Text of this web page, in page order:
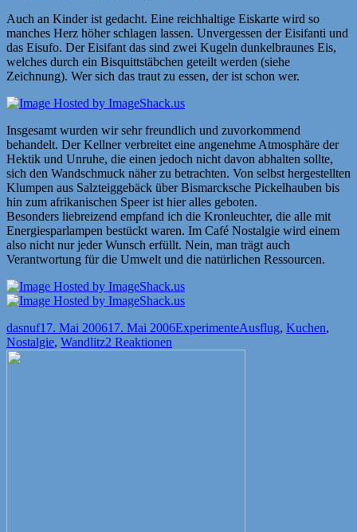
Auch an Kinder ist gedacht. Eine reichhaltige Eiskarte wird so
manches Herz höher schlagen lassen. Unvergessen der Eisifanti und
das Eisufo. Der Eisifant das sind zwei Kugeln dunkelbraunes Eis,
welches durch ein Bisquittstäbchen geteilt werden (siehe
Zeichnung). Wer sich das traut zu essen, der ist schon wer.
Insgesamt wurden wir sehr freundlich und zuvorkommend
behandelt. Der Kellner verbreitet eine angenehme Atmosphäre der
Hektik und Unruhe, die einen jedoch nicht davon abhalten sollte,
sich den Wandschmuck näher zu betrachten. Von selbst hergestellten
Klumpen aus Salzteiggebäck über Bismarcksche Pickelhauben bis
hin zum afrikanischen Speer ist hier alles geboten.
Besonders liebreizend empfand ich die Kronleuchter, die alle mit
Energiesparlampen bestückt waren. Im Café Nostalgie wird einem
also nicht nur jeder Wunsch erfüllt. Nein, man trägt auch
Verantwortung für die Umwelt und die natürlichen Ressourcen.
Autor
dasnufVeröffentlicht
am
17. Mai 200617. Mai 2006Kategorien
ExperimenteSchlagwörter
Ausflug, Kuchen,
Nostalgie, Wandlitz2 Reaktionen